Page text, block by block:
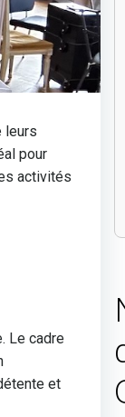
leurs
pour
activités
Le cadre
et